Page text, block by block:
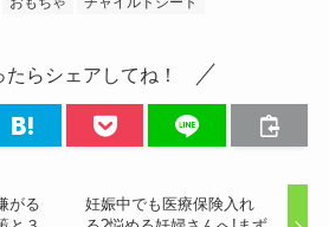
たらシェアしてね！
がる
妊娠中でも医療保険入れ